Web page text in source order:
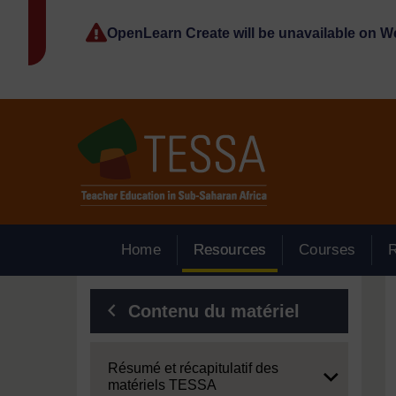
OpenLearn Create will be unavailable on
Home Resources Courses
Blocs
Contenu du matériel
Expand
Résumé et récapitulatif des
matériels TESSA